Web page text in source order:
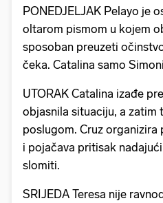
PONEDJELJAK Pelayo je
oltarom pismom u kojem
sposoban preuzeti
čeka. Catalina samo
UTORAK Catalina izađe
objasnila situaciju, a zatim
poslugom. Cruz organizira
i pojačava pritisak
slomiti.
SRIJEDA Teresa nije